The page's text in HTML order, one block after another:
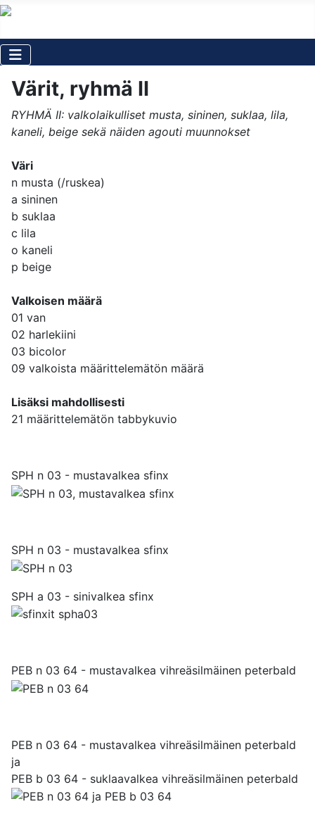
Värit, ryhmä II
RYHMÄ II: valkolaikulliset musta, sininen, suklaa, lila,
kaneli, beige sekä näiden agouti muunnokset
Väri
n musta (/ruskea)
a sininen
b suklaa
c lila
o kaneli
p beige
Valkoisen määrä
01 van
02 harlekiini
03 bicolor
09 valkoista määrittelemätön määrä
Lisäksi mahdollisesti
21 määrittelemätön tabbykuvio
SPH n 03 - mustavalkea sfinx
SPH n 03 - mustavalkea sfinx
SPH a 03 - sinivalkea sfinx
PEB n 03 64 - mustavalkea vihreäsilmäinen peterbald
PEB n 03 64 - mustavalkea vihreäsilmäinen peterbald
ja
PEB b 03 64 - suklaavalkea vihreäsilmäinen peterbald